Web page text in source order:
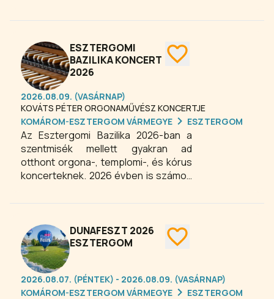
festmények, órák, bakelitlemezek,
kínálatában.ESZTERGOMI
BAZILIKA KONCERT
2026
2026.08.09. (VASÁRNAP)
KOVÁTS PÉTER ORGONAMŰVÉSZ KONCERTJE
KOMÁROM-ESZTERGOM VÁRMEGYE
ESZTERGOM
Az Esztergomi Bazilika 2026-ban a
szentmisék mellett gyakran ad
otthont orgona-, templomi-, és kórus
koncerteknek. 2026 évben is számos
énekkarok koncertezni a bazilikába. A
ingyenesek, amelyekre minden
érdeklődőt szeretettel várnak!
DUNAFESZT 2026
ESZTERGOM
2026.08.07. (PÉNTEK) - 2026.08.09. (VASÁRNAP)
KOMÁROM-ESZTERGOM VÁRMEGYE
ESZTERGOM